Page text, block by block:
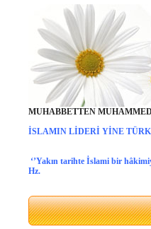
MUHABBETTEN
İSLAMIN LİDERİ YİNE
‘’Yakın tarihte İslami bir
Hz.